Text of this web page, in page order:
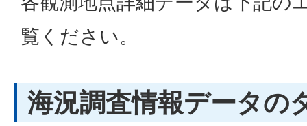
覧ください。
海況調査情報データの